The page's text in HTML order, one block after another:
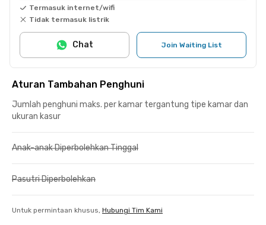
Termasuk internet/wifi
Tidak termasuk listrik
Join Waiting List
Chat
Aturan Tambahan Penghuni
Jumlah penghuni maks. per kamar tergantung tipe kamar dan
ukuran kasur
Anak-anak Diperbolehkan Tinggal
Pasutri Diperbolehkan
Untuk permintaan khusus, Hubungi Tim Kami